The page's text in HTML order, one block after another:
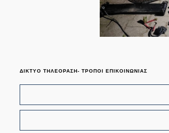
ΔΙΚΤΥΟ ΤΗΛΕΟΡΑΣΗ- ΤΡΟΠΟΙ ΕΠΙΚΟΙΝΩΝΙΑΣ